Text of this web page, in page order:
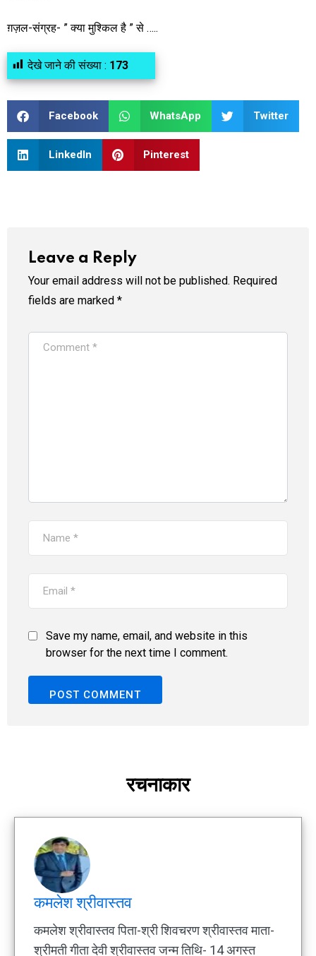
ग़ज़ल-संग्रह- ” क्या मुश्किल है ” से …..
देखे जाने की संख्या : 173
Facebook WhatsApp Twitter
LinkedIn Pinterest
Leave a Reply
Your email address will not be published. Required
fields are marked *
Save my name, email, and website in this
browser for the next time I comment.
रचनाकार
कमलेश श्रीवास्तव
कमलेश श्रीवास्तव पिता-श्री शिवचरण श्रीवास्तव माता-
श्रीमती गीता देवी श्रीवास्तव जन्म तिथि- 14 अगस्त